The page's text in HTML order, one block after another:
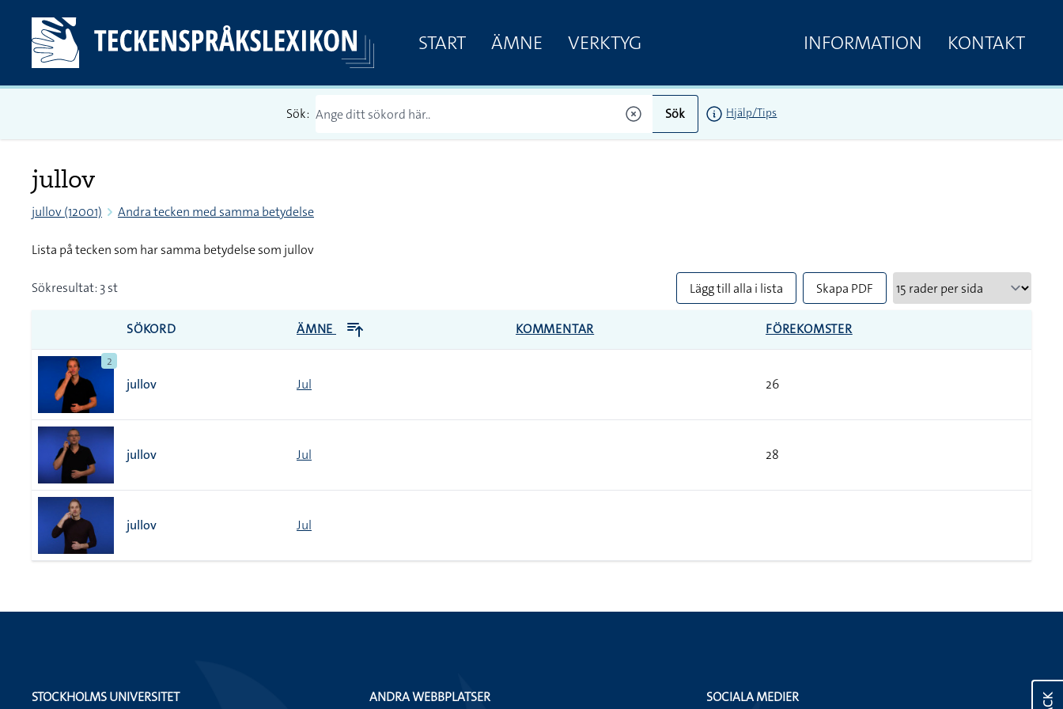
START ÄMNE VERKTYG INFORMATION KONTAKT
Sök: Sök Hjälp/Tips
jullov
jullov (12001) Andra tecken med samma betydelse
Lista på tecken som har samma betydelse som jullov
Sökresultat: 3 st Lägg till alla i lista Skapa PDF
SÖKORD ÄMNE KOMMENTAR FÖREKOMSTER
2
jullov Jul 26
jullov Jul 28
jullov Jul
STOCKHOLMS UNIVERSITET
ANDRA WEBBPLATSER SOCIALA MEDIER